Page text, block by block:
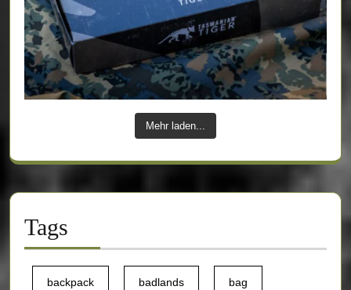
Mehr laden...
Tags
backpack badlands bag